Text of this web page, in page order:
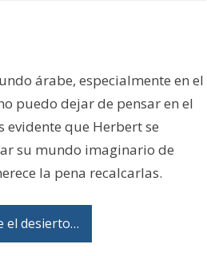
árabe, especialmente en el
puedo dejar de pensar en el
evidente que Herbert se
su mundo imaginario de
la pena recalcarlas.
el desierto…